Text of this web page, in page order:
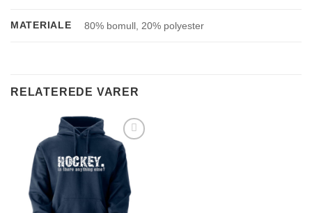
MATERIALE 80% bomull, 20% polyester
RELATEREDE VARER
Add to
Wishlist